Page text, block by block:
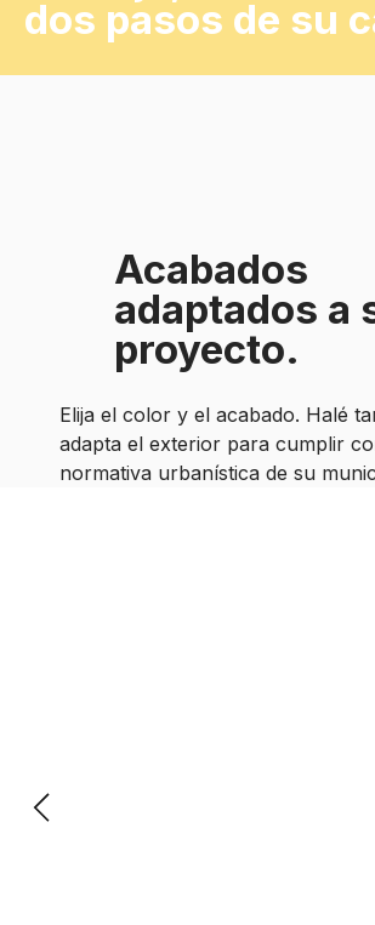
dos pasos de su
Acabados
adaptados a
proyecto.
Elija el color y el acabado. Halé
adapta el exterior para cumplir
normativa urbanística de su